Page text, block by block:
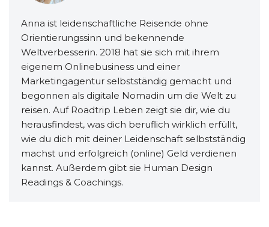
Anna ist leidenschaftliche Reisende ohne
Orientierungssinn und bekennende
Weltverbesserin. 2018 hat sie sich mit ihrem
eigenem Onlinebusiness und einer
Marketingagentur selbstständig gemacht und
begonnen als digitale Nomadin um die Welt zu
reisen. Auf Roadtrip Leben zeigt sie dir, wie du
herausfindest, was dich beruflich wirklich erfüllt,
wie du dich mit deiner Leidenschaft selbstständig
machst und erfolgreich (online) Geld verdienen
kannst. Außerdem gibt sie Human Design
Readings & Coachings.